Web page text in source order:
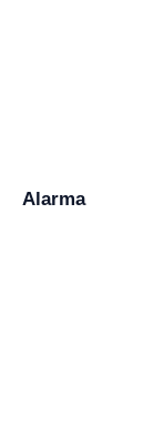
Alarma